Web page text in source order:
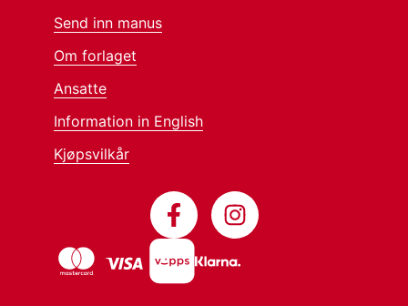
Send inn manus
Om forlaget
Ansatte
Information in English
Kjøpsvilkår